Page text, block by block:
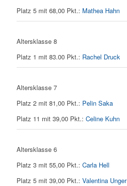
Platz 5 mit 68,00 Pkt.: Mathea Hahn
Altersklasse 8
Platz 1 mit 83.00 Pkt.: Rachel Druck
Altersklasse 7
Platz 2 mit 81,00 Pkt.: Pelin Saka
Platz 11 mit 39,00 Pkt.: Celine Kuhn
Altersklasse 6
Platz 3 mit 55,00 Pkt.: Carla Hell
Platz 5 mit 39,00 Pkt.: Valentina Unger